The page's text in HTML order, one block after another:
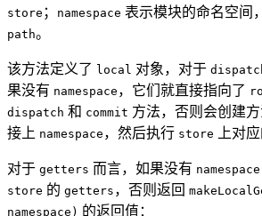
store ； namespace 表示模块的命名空间，
path。
该方法定义了 local 对象，对于
果没有 namespace ，它们就直接指向了
dispatch 和 commit 方法，否则会创建
接上 namespace ，然后执行 store 上对
对于 getters 而言，如果没有 namespace
store 的 getters ，否则返回
namespace) 的返回值：